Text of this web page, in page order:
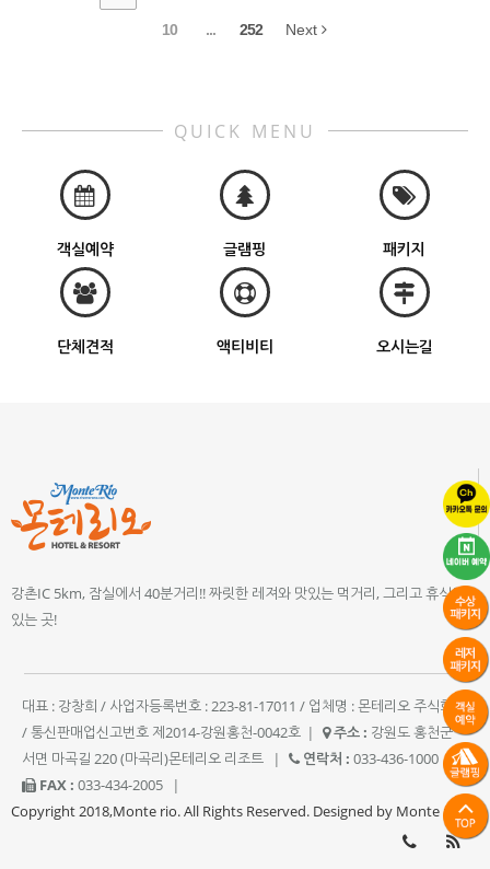
10 ... 252 Next
QUICK MENU
객실예약 글램핑 패키지
단체견적 액티비티 오시는길
강촌IC 5km, 잠실에서 40분거리!! 짜릿한 레져와 맛있는 먹거리, 그리고 휴식이
있는 곳!
대표 : 강창희 / 사업자등록번호 : 223-81-17011 / 업체명 : 몬테리오 주식회사
/ 통신판매업신고번호 제2014-강원홍천-0042호 | 주소 : 강원도 홍천군
서면 마곡길 220 (마곡리)몬테리오 리조트
| 연락처 : 033-436-1000
|
FAX : 033-434-2005
|
Copyright 2018,Monte rio. All Rights Reserved. Designed by Monte rio.